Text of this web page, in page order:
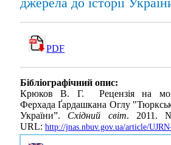
PDF
Бібліографічний опис:
Крюков В. Г. Рецензія на
Ферхада Ґардашкана Оглу
України”. Східний світ. 2011.
URL: http://jnas.nbuv.gov.ua/article/